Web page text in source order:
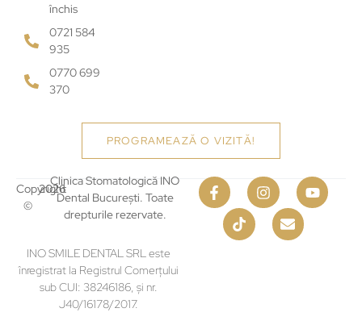
închis
0721 584
935
0770 699
370
PROGRAMEAZĂ O VIZITĂ!
Copyright
©
2026
Clinica Stomatologică INO
Dental București. Toate
drepturile rezervate.
INO SMILE DENTAL SRL este
înregistrat la Registrul Comerțului
sub CUI: 38246186, și nr.
J40/16178/2017.